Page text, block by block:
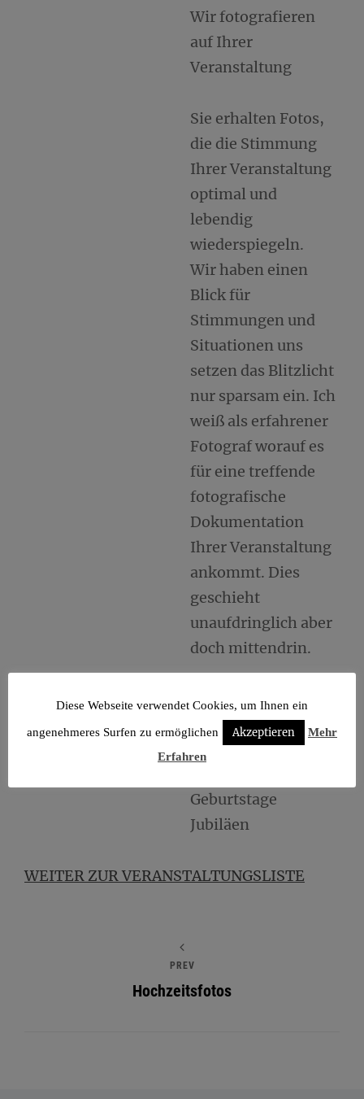
Wir fotografieren
auf Ihrer
Veranstaltung
Sie erhalten Fotos,
die die Stimmung
Ihrer Veranstaltung
optimal und
lebendig
wiederspiegeln.
Wir haben einen
Blick für
Stimmungen und
Situationen uns
setzen das Blitzlicht
nur sparsam ein. Ich
weiß als erfahrener
Fotograf worauf es
für eine treffende
fotografische
Dokumentation
Ihrer Veranstaltung
ankommt. Dies
geschieht
unaufdringlich aber
doch mittendrin.
Jugendfeier
Konfirmation
Taufe
Geburtstage
Jubiläen
WEITER ZUR VERANSTALTUNGSLISTE
PREV
Hochzeitsfotos
Diese Webseite verwendet Cookies, um Ihnen ein
angenehmeres Surfen zu ermöglichen Akzeptieren
Mehr
Erfahren